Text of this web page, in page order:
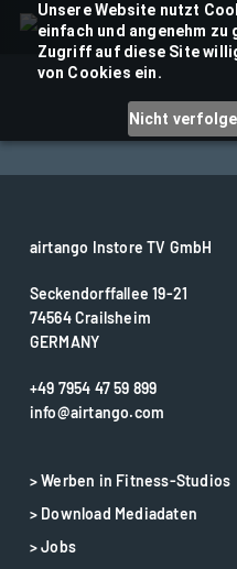
Unsere Website nutzt
einfach und angenehm
Zugriff auf diese Site
von Cookies ein.
Nicht
Skip
content
airtango Instore TV GmbH
Seckendorffallee 19-21
74564 Crailsheim
GERMANY
+49 7954 47 59 899
info@airtango.com
> Werben in Fitness-Studios
> Download Mediadaten
> Jobs